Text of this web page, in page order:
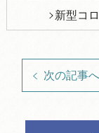
新型コ
次の記事へ